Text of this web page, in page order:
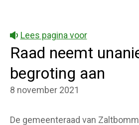
Lees pagina voor
Raad neemt
begroting aan
8 november 2021
De gemeenteraad van